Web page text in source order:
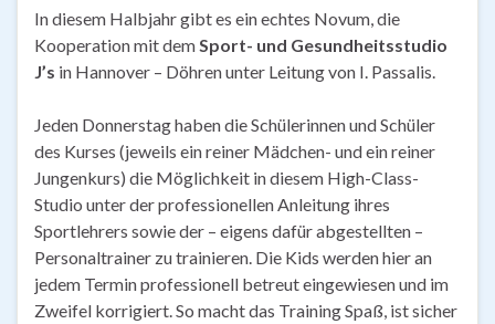
In diesem Halbjahr gibt es ein echtes Novum, die
Kooperation mit demSport- und Gesundheitsstudio
J’s in Hannover – Döhren unter Leitung von I. Passalis.
Jeden Donnerstag haben die Schülerinnen und Schüler
des Kurses (jeweils ein reiner Mädchen- und ein reiner
Jungenkurs) die Möglichkeit in diesem High-Class-
Studio unter der professionellen Anleitung ihres
Sportlehrers sowie der – eigens dafür abgestellten –
Personaltrainer zu trainieren. Die Kids werden hier an
jedem Termin professionell betreut eingewiesen und im
Zweifel korrigiert. So macht das Training Spaß, ist sicher